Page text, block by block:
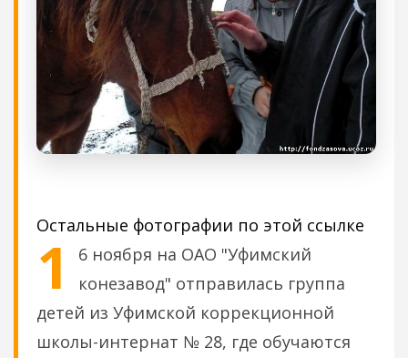
Остальные фотографии по этой ссылке
1
6 ноября на ОАО "Уфимский
конезавод" отправилась группа
детей из Уфимской коррекционной
школы-интернат № 28, где обучаются